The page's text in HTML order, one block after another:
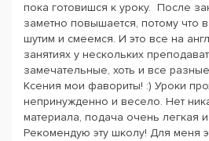
пока готовишся к уроку. После
заметно повышается, потому что
шутим и смеемся. И это все на
занятиях у нескольких
замечательные, хоть и все
Ксения мои фавориты! :) Уроки
непринужденно и весело. Нет
материала, подача очень легкая
Рекомендую эту школу! Для меня